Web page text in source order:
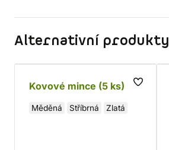
Alternativní produkty
Kovové mince (5 ks)
Měděná Stříbrná Zlatá